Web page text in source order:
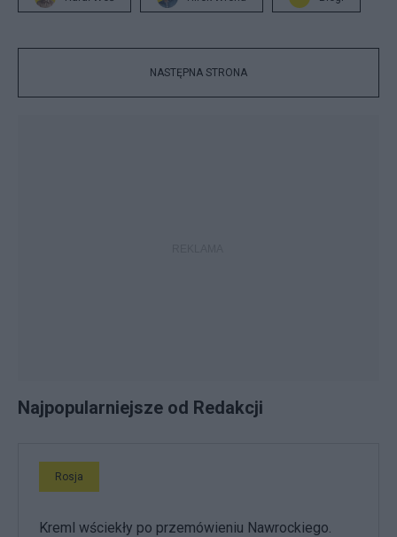
NASTĘPNA STRONA
Najpopularniejsze od Redakcji
Rosja
Kreml wściekły po przemówieniu Nawrockiego.